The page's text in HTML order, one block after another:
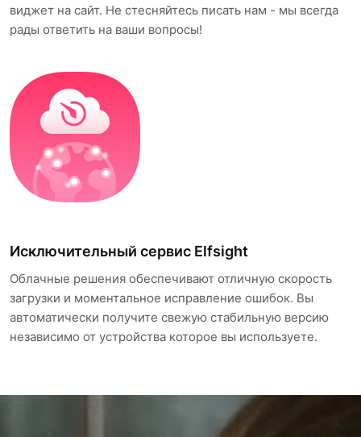
виджет на сайт. Не стесняйтесь писать нам - мы всегда
рады ответить на ваши вопросы!
Исключительный сервис Elfsight
Облачные решения обеспечивают отличную скорость
загрузки и моментальное исправление ошибок. Вы
автоматически получите свежую стабильную версию
независимо от устройства которое вы используете.